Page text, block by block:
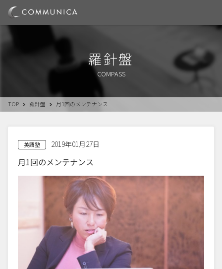
羅針盤
COMPASS
TOP 羅針盤 月1回のメンテナンス
英語塾 2019年01月27日
月1回のメンテナンス